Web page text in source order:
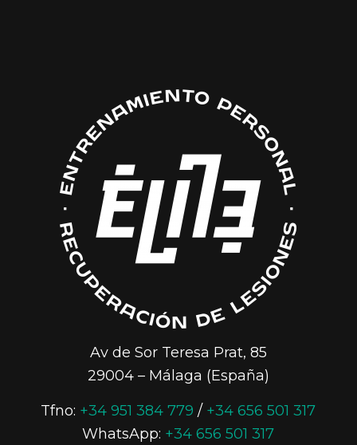
Av de Sor Teresa Prat, 85
29004 – Málaga (España)
Tfno: +34 951 384 779 / +34 656 501 317
WhatsApp: +34 656 501 317